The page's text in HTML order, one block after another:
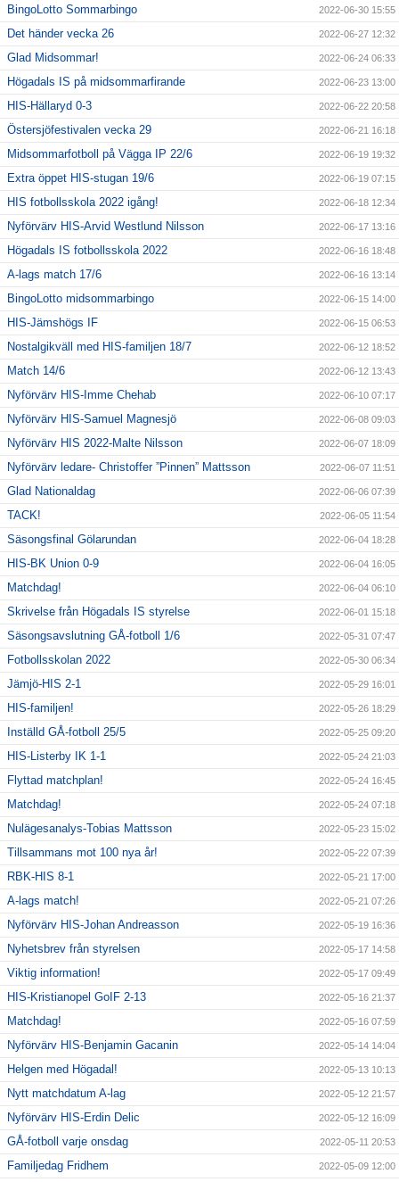
BingoLotto Sommarbingo 2022-06-30 15:55
Det händer vecka 26 2022-06-27 12:32
Glad Midsommar! 2022-06-24 06:33
Högadals IS på midsommarfirande 2022-06-23 13:00
HIS-Hällaryd 0-3 2022-06-22 20:58
Östersjöfestivalen vecka 29 2022-06-21 16:18
Midsommarfotboll på Vägga IP 22/6 2022-06-19 19:32
Extra öppet HIS-stugan 19/6 2022-06-19 07:15
HIS fotbollsskola 2022 igång! 2022-06-18 12:34
Nyförvärv HIS-Arvid Westlund Nilsson 2022-06-17 13:16
Högadals IS fotbollsskola 2022 2022-06-16 18:48
A-lags match 17/6 2022-06-16 13:14
BingoLotto midsommarbingo 2022-06-15 14:00
HIS-Jämshögs IF 2022-06-15 06:53
Nostalgikväll med HIS-familjen 18/7 2022-06-12 18:52
Match 14/6 2022-06-12 13:43
Nyförvärv HIS-Imme Chehab 2022-06-10 07:17
Nyförvärv HIS-Samuel Magnesjö 2022-06-08 09:03
Nyförvärv HIS 2022-Malte Nilsson 2022-06-07 18:09
Nyförvärv ledare- Christoffer ”Pinnen” Mattsson 2022-06-07 11:51
Glad Nationaldag 2022-06-06 07:39
TACK! 2022-06-05 11:54
Säsongsfinal Gölarundan 2022-06-04 18:28
HIS-BK Union 0-9 2022-06-04 16:05
Matchdag! 2022-06-04 06:10
Skrivelse från Högadals IS styrelse 2022-06-01 15:18
Säsongsavslutning GÅ-fotboll 1/6 2022-05-31 07:47
Fotbollsskolan 2022 2022-05-30 06:34
Jämjö-HIS 2-1 2022-05-29 16:01
HIS-familjen! 2022-05-26 18:29
Inställd GÅ-fotboll 25/5 2022-05-25 09:20
HIS-Listerby IK 1-1 2022-05-24 21:03
Flyttad matchplan! 2022-05-24 16:45
Matchdag! 2022-05-24 07:18
Nulägesanalys-Tobias Mattsson 2022-05-23 15:02
Tillsammans mot 100 nya år! 2022-05-22 07:39
RBK-HIS 8-1 2022-05-21 17:00
A-lags match! 2022-05-21 07:26
Nyförvärv HIS-Johan Andreasson 2022-05-19 16:36
Nyhetsbrev från styrelsen 2022-05-17 14:58
Viktig information! 2022-05-17 09:49
HIS-Kristianopel GoIF 2-13 2022-05-16 21:37
Matchdag! 2022-05-16 07:59
Nyförvärv HIS-Benjamin Gacanin 2022-05-14 14:04
Helgen med Högadal! 2022-05-13 10:13
Nytt matchdatum A-lag 2022-05-12 21:57
Nyförvärv HIS-Erdin Delic 2022-05-12 16:09
GÅ-fotboll varje onsdag 2022-05-11 20:53
Familjedag Fridhem 2022-05-09 12:00